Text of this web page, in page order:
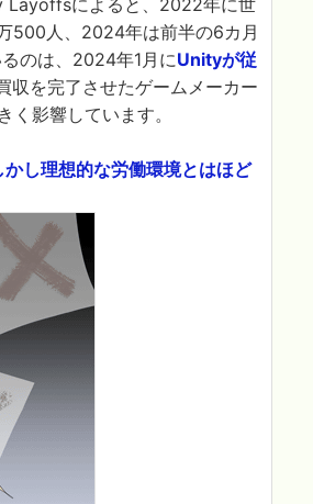
500人、2024年は前半の6カ月
のは、2024年1月にUnityが従
を完了させたゲームメーカー
影響しています。
し理想的な労働環境とはほど